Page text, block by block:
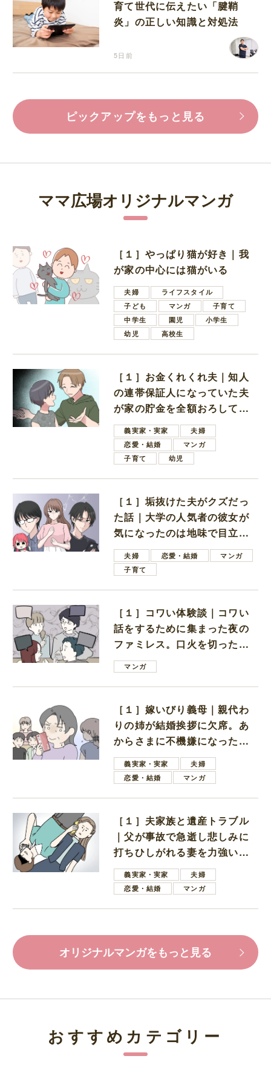
育て世代に伝えたい「腱鞘
炎」の正しい知識と対処法
5日前
ピックアップをもっと見る
ママ広場オリジナルマンガ
［１］やっぱり猫が好き｜我
が家の中心には猫がいる
夫婦
ライフスタイル
子ども
マンガ
子育て
中学生
園児
小学生
幼児
高校生
［１］お金くれくれ夫｜知人
の連帯保証人になっていた夫
が家の貯金を全額おろしてほ
しいと言ってきた
義実家・実家
夫婦
恋愛・結婚
マンガ
子育て
幼児
［１］垢抜けた夫がクズだっ
た話｜大学の人気者の彼女が
気になったのは地味で目立た
ない男子学生
夫婦 恋愛・結婚
マンガ
子育て
［１］コワい体験談｜コワい
話をするために集まった夜の
ファミレス。口火を切ったの
は電車好きの男の子ママ
マンガ
［１］嫁いびり義母｜親代わ
りの姉が結婚挨拶に欠席。あ
からさまに不機嫌になった義
母義実家・実家
夫婦
恋愛・結婚
マンガ
［１］夫家族と遺産トラブル
｜父が事故で急逝し悲しみに
打ちひしがれる妻を力強い言
葉で励ます夫
義実家・実家
夫婦
恋愛・結婚
マンガ
オリジナルマンガをもっと見る
おすすめカテゴリー